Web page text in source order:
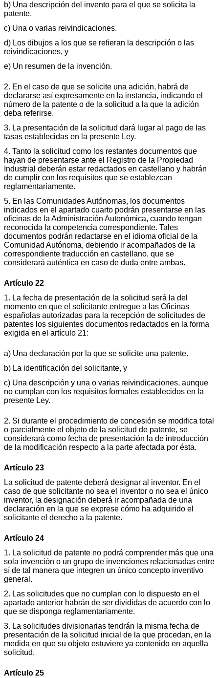
b) Una descripción del invento para el que se solicita la
patente.
c) Una o varias reivindicaciones.
d) Los dibujos a los que se refieran la descripción o las
reivindicaciones, y
e) Un resumen de la invención.
2. En el caso de que se solicite una adición, habrá de
declararse así expresamente en la instancia, indicando el
número de la patente o de la solicitud a la que la adición
deba referirse.
3. La presentación de la solicitud dará lugar al pago de las
tasas establecidas en la presente Ley.
4. Tanto la solicitud como los restantes documentos que
hayan de presentarse ante el Registro de la Propiedad
Industrial deberán estar redactados en castellano y habrán
de cumplir con los requisitos que se establezcan
reglamentariamente.
5. En las Comunidades Autónomas, los documentos
indicados en el apartado cuarto podrán presentarse en las
oficinas de la Administración Autonómica, cuando tengan
reconocida la competencia correspondiente. Tales
documentos podrán redactarse en el idioma oficial de la
Comunidad Autónoma, debiendo ir acompañados de la
correspondiente traducción en castellano, que se
considerará auténtica en caso de duda entre ambas.
Artículo 22
1. La fecha de presentación de la solicitud será la del
momento en que el solicitante entregue a las Oficinas
españolas autorizadas para la recepción de solicitudes de
patentes los siguientes documentos redactados en la forma
exigida en el artículo 21:
a) Una declaración por la que se solicite una patente.
b) La identificación del solicitante, y
c) Una descripción y una o varias reivindicaciones, aunque
no cumplan con los requisitos formales establecidos en la
presente Ley.
2. Si durante el procedimiento de concesión se modifica total
o parcialmente el objeto de la solicitud de patente, se
considerará como fecha de presentación la de introducción
de la modificación respecto a la parte afectada por ésta.
Artículo 23
La solicitud de patente deberá designar al inventor. En el
caso de que solicitante no sea el inventor o no sea el único
inventor, la designación deberá ir acompañada de una
declaración en la que se exprese cómo ha adquirido el
solicitante el derecho a la patente.
Artículo 24
1. La solicitud de patente no podrá comprender más que una
sola invención o un grupo de invenciones relacionadas entre
sí de tal manera que integren un único concepto inventivo
general.
2. Las solicitudes que no cumplan con lo dispuesto en el
apartado anterior habrán de ser divididas de acuerdo con lo
que se disponga reglamentariamente.
3. La solicitudes divisionarias tendrán la misma fecha de
presentación de la solicitud inicial de la que procedan, en la
medida en que su objeto estuviere ya contenido en aquella
solicitud.
Artículo 25